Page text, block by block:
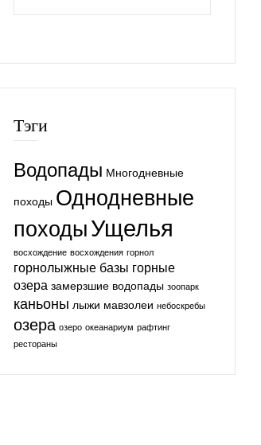
Тэги
Водопады Многодневные
походы Однодневные
походыУщелья
восхождение восхождения горнол
горнолыжные базы горные
озера замерзшие водопады зоопарк
каньоны лыжи мавзолеи небоскребы
озера озеро океанариум рафтинг
рестораны